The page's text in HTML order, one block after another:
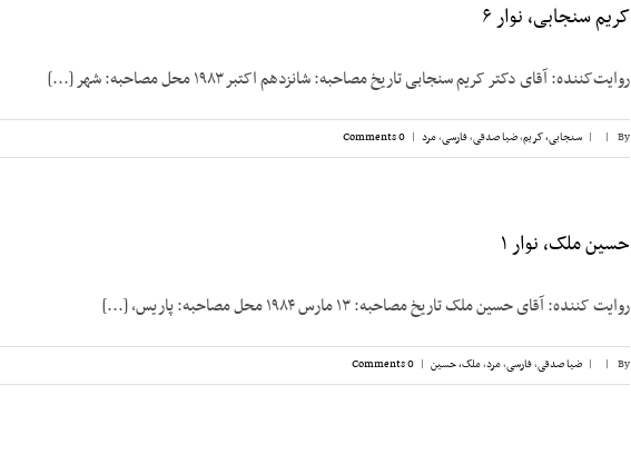
کریم سنجابی، نوار ۶
روایت‌‌کننده: آقای دکتر کریم سنجابی تاریخ مصاحبه: شانزدهم اکتبر ۱۹۸۳ محل مصاحبه: شهر [...]
By
|
| سنجابی، کریم,ضیا صدقی,فارسی,مرد |
0 Comments
حسین ملک، نوار ۱
روایت کننده: آقای حسین ملک تاریخ مصاحبه: ۱۳ مارس ۱۹۸۴ محل مصاحبه: پاریس، [...]
By
|
| ضیا صدقی,فارسی,مرد,ملک،‌ حسین |
0 Comments